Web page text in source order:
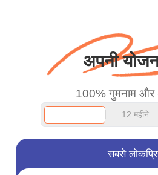
अपनी
100% गुमनाम और
12 महीने
सबसे